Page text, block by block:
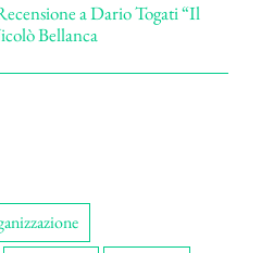
a Dario Togati “Il
Bellanca